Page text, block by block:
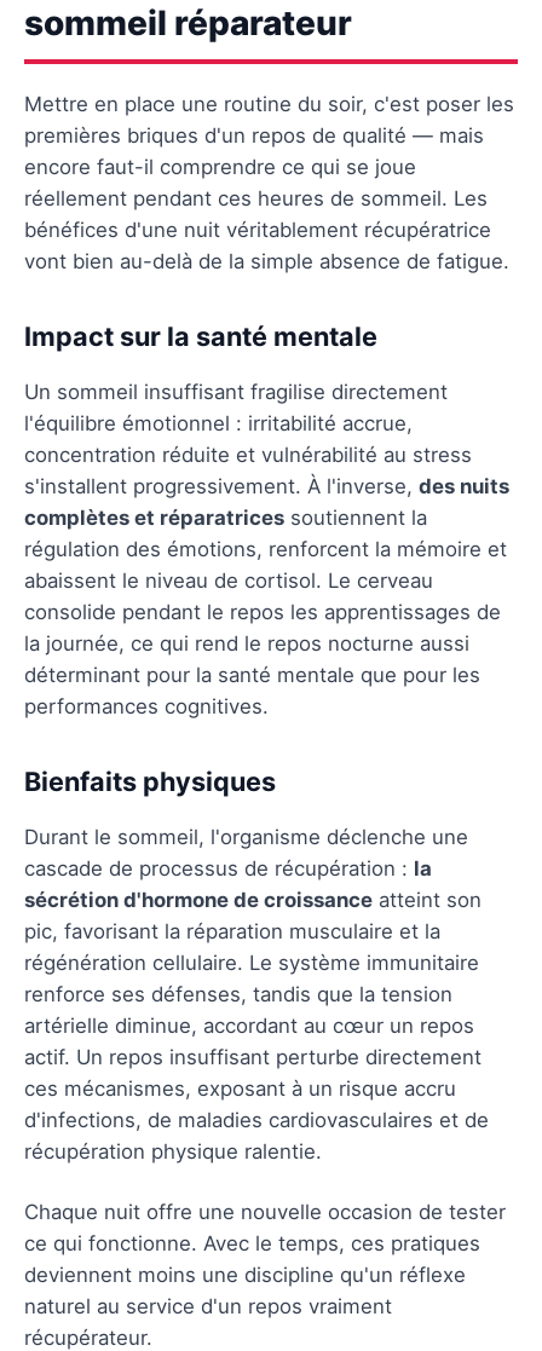
sommeil réparateur
Mettre en place une routine du soir, c'est poser les
premières briques d'un repos de qualité — mais
encore faut-il comprendre ce qui se joue
réellement pendant ces heures de sommeil. Les
bénéfices d'une nuit véritablement récupératrice
vont bien au-delà de la simple absence de fatigue.
Impact sur la santé mentale
Un sommeil insuffisant fragilise directement
l'équilibre émotionnel : irritabilité accrue,
concentration réduite et vulnérabilité au stress
s'installent progressivement. À l'inverse, des nuits
complètes et réparatrices soutiennent la
régulation des émotions, renforcent la mémoire et
abaissent le niveau de cortisol. Le cerveau
consolide pendant le repos les apprentissages de
la journée, ce qui rend le repos nocturne aussi
déterminant pour la santé mentale que pour les
performances cognitives.
Bienfaits physiques
Durant le sommeil, l'organisme déclenche une
cascade de processus de récupération : la
sécrétion d'hormone de croissance atteint son
pic, favorisant la réparation musculaire et la
régénération cellulaire. Le système immunitaire
renforce ses défenses, tandis que la tension
artérielle diminue, accordant au cœur un repos
actif. Un repos insuffisant perturbe directement
ces mécanismes, exposant à un risque accru
d'infections, de maladies cardiovasculaires et de
récupération physique ralentie.
Chaque nuit offre une nouvelle occasion de tester
ce qui fonctionne. Avec le temps, ces pratiques
deviennent moins une discipline qu'un réflexe
naturel au service d'un repos vraiment
récupérateur.